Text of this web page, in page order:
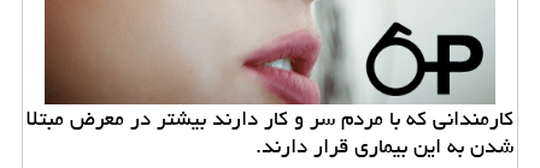
كارمندانی كه با مردم سر و كار دارند بیشتر در معرض مبتلا
شدن به این بیماری قرار دارند.